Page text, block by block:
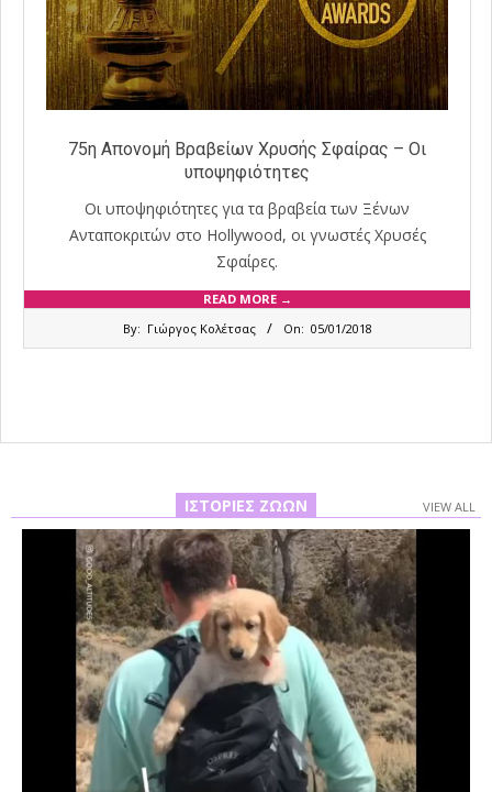
75η Απονομή Βραβείων Χρυσής Σφαίρας – Οι
υποψηφιότητες
Οι υποψηφιότητες για τα βραβεία των Ξένων
Ανταποκριτών στο Hollywood, οι γνωστές Χρυσές
Σφαίρες.
READ MORE →
By: Γιώργος Κολέτσας On: 05/01/2018
ΙΣΤΟΡΊΕΣ ΖΏΩΝ VIEW ALL